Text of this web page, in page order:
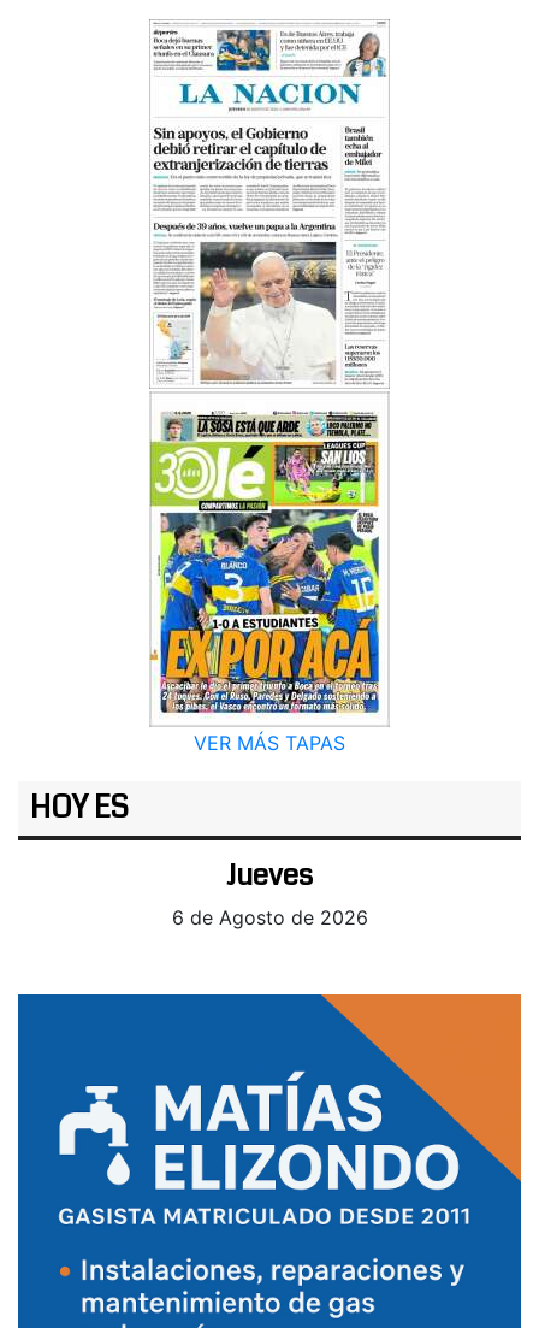
VER MÁS TAPAS
HOY ES
Jueves
6 de Agosto de 2026